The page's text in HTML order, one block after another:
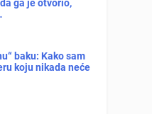
ga je otvorio,
baku: Kako sam
koju nikada neće